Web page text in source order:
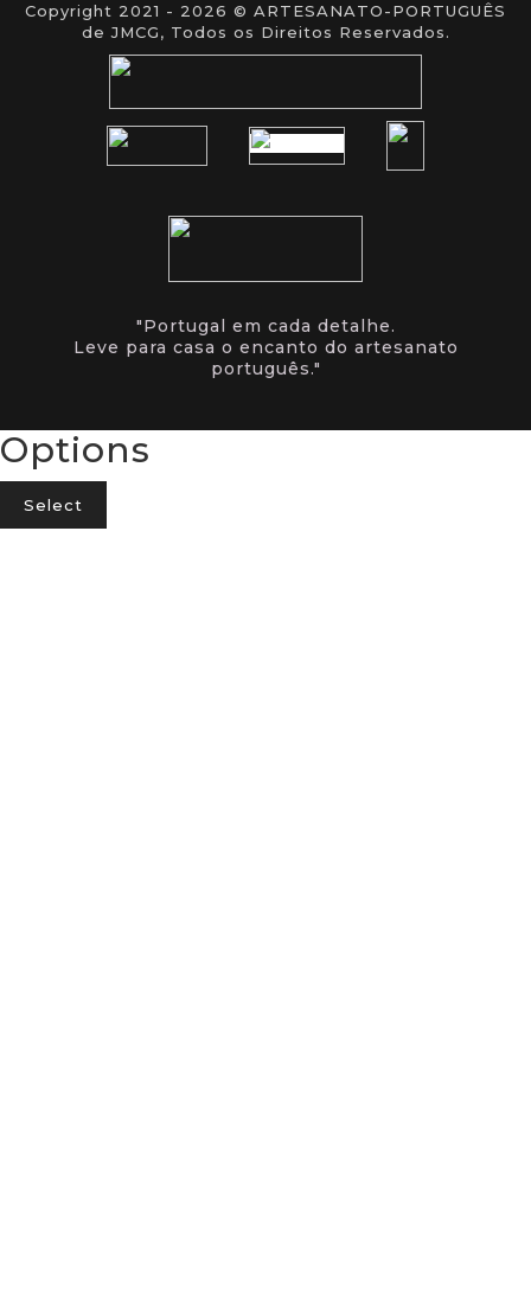
Copyright 2021 - 2026 © ARTESANATO-PORTUGUÊS
de JMCG, Todos os Direitos Reservados.
"Portugal em cada detalhe.
Leve para casa o encanto do artesanato
português."
Options
Select